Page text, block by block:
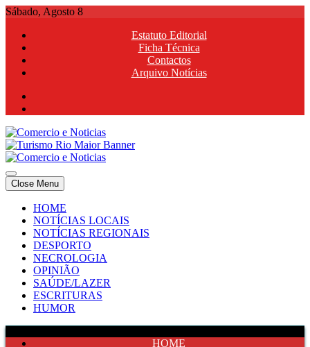
Skip
content
Sábado, Agosto 8
Estatuto Editorial
Ficha Técnica
Contactos
Arquivo Notícias
Comercio e Noticias
Notícias e Publicidade Online
Comercio e Noticias
Notícias e Publicidade Online
Close Menu
HOME
NOTÍCIAS LOCAIS
NOTÍCIAS REGIONAIS
DESPORTO
NECROLOGIA
OPINIÃO
SAÚDE/LAZER
ESCRITURAS
HUMOR
HOME